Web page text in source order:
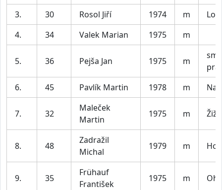
3.
30 Rosol Jiří 1974 m
4.
34 Valek Marian 1975 m
5. 36 Pejša Jan 1975 m
6.
45 Pavlík Martin 1978 m
7. 32
Maleček
Martin
1975 m
8. 48
Zadražil
Michal
1979 m
9. 35
Frühauf
František
1975 m